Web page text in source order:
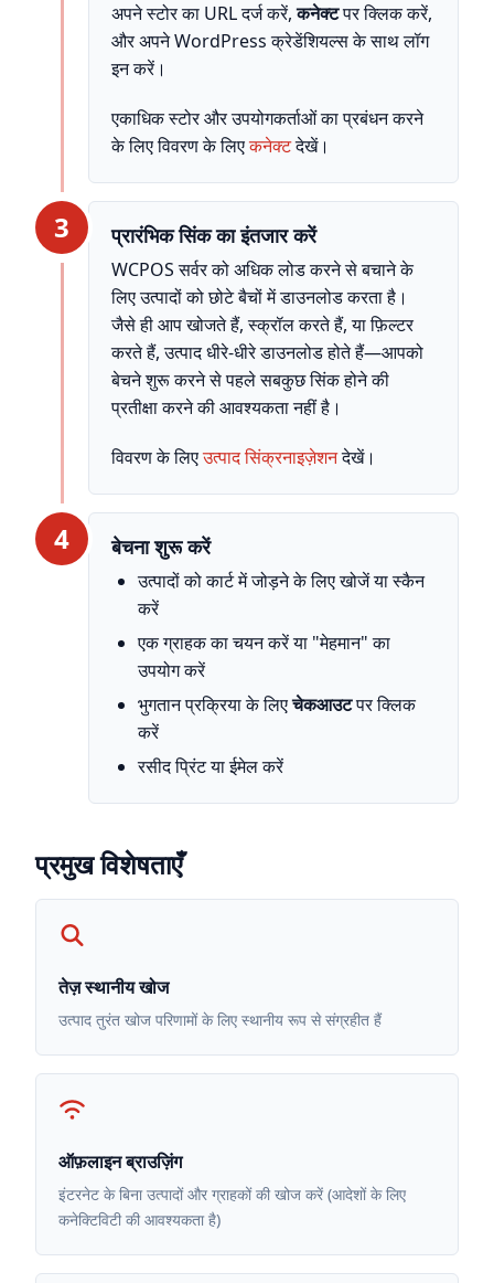
अपने स्टोर का URL दर्ज करें,कनेक्टपर क्लिक करें,
और अपने WordPress क्रेडेंशियल्स के साथ लॉग
इन करें।
एकाधिक स्टोर और उपयोगकर्ताओं का प्रबंधन करने
के लिए विवरण के लिएकनेक्टदेखें।
3 प्रारंभिक सिंक का इंतजार करें
WCPOS सर्वर को अधिक लोड करने से बचाने के
लिए उत्पादों को छोटे बैचों में डाउनलोड करता है।
जैसे ही आप खोजते हैं, स्क्रॉल करते हैं, या फ़िल्टर
करते हैं, उत्पाद धीरे-धीरे डाउनलोड होते हैं—आपको
बेचने शुरू करने से पहले सबकुछ सिंक होने की
प्रतीक्षा करने की आवश्यकता नहीं है।
विवरण के लिएउत्पाद सिंक्रनाइज़ेशनदेखें।
4 बेचना शुरू करें
उत्पादों को कार्ट में जोड़ने के लिए खोजें या स्कैन
करें
एक ग्राहक का चयन करें या "मेहमान" का
उपयोग करें
भुगतान प्रक्रिया के लिएचेकआउटपर क्लिक
करें
रसीद प्रिंट या ईमेल करें
प्रमुख विशेषताएँ
तेज़ स्थानीय खोज
उत्पाद तुरंत खोज परिणामों के लिए स्थानीय रूप से संग्रहीत हैं
ऑफ़लाइन ब्राउज़िंग
इंटरनेट के बिना उत्पादों और ग्राहकों की खोज करें (आदेशों के लिए
कनेक्टिविटी की आवश्यकता है)